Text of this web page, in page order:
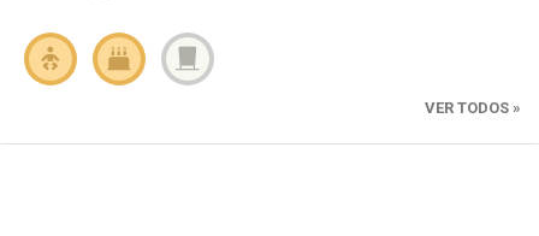
VER TODOS »